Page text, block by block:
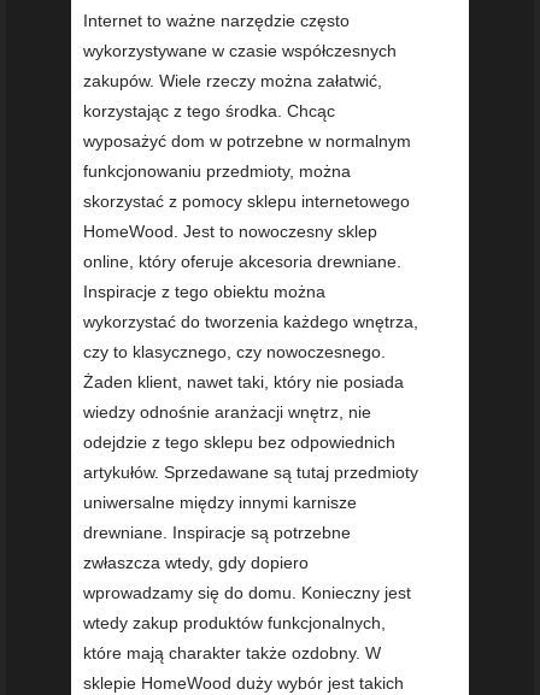
Internet to ważne narzędzie często
wykorzystywane w czasie współczesnych
zakupów. Wiele rzeczy można załatwić,
korzystając z tego środka. Chcąc
wyposażyć dom w potrzebne w normalnym
funkcjonowaniu przedmioty, można
skorzystać z pomocy sklepu internetowego
HomeWood. Jest to nowoczesny sklep
online, który oferuje akcesoria drewniane.
Inspiracje z tego obiektu można
wykorzystać do tworzenia każdego wnętrza,
czy to klasycznego, czy nowoczesnego.
Żaden klient, nawet taki, który nie posiada
wiedzy odnośnie aranżacji wnętrz, nie
odejdzie z tego sklepu bez odpowiednich
artykułów. Sprzedawane są tutaj przedmioty
uniwersalne między innymi karnisze
drewniane. Inspiracje są potrzebne
zwłaszcza wtedy, gdy dopiero
wprowadzamy się do domu. Konieczny jest
wtedy zakup produktów funkcjonalnych,
które mają charakter także ozdobny. W
sklepie HomeWood duży wybór jest takich